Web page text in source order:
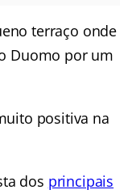
terraço onde
Duomo por um
positiva na
dos principais